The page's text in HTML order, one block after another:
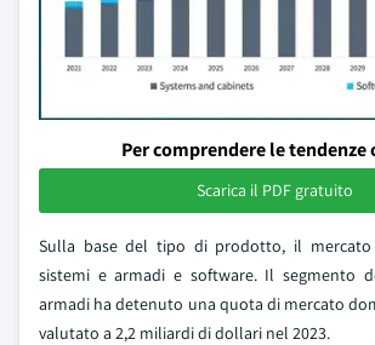
Per comprendere le tendenze
Scarica il PDF gratuito
Sulla base del tipo di prodotto, il
sistemi e armadi e software. Il segmento
armadi ha detenuto una quota di mercato
valutato a 2,2 miliardi di dollari nel 2023.